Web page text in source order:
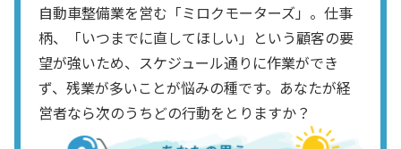
自動車整備業を営む「ミロクモーターズ」。仕事
柄、「いつまでに直してほしい」という顧客の要
望が強いため、スケジュール通りに作業ができ
ず、残業が多いことが悩みの種です。あなたが経
営者なら次のうちどの行動をとりますか？